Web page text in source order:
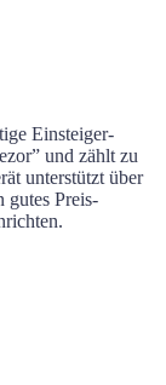
Einsteiger-
und zählt zu
unterstützt über
gutes Preis-